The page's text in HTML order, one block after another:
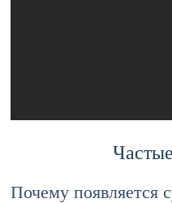
Почему появляется